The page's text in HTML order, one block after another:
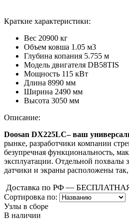
Краткие характеристики:
Вес 20900 кг
Объем ковша 1.05 м3
Глубина копания 5.755 м
Модель двигателя DB58TIS
Мощность 115 кВт
Длина 8990 мм
Ширина 2490 мм
Высота 3050 мм
Описание:
Doosan DX225LC– ваш
рынке, разработчики компании
безупречная функциональность,
эксплуатации. Отдельной похвалы
датчики и экраны расположены
Доставка по РФ —
Сортировка по:
Узлы в сборе
В наличии